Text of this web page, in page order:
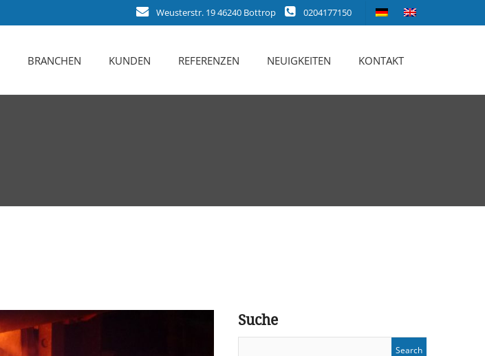
Weusterstr. 19 46240 Bottrop 0204177150
BRANCHEN KUNDEN REFERENZEN NEUIGKEITEN KONTAKT
Suche